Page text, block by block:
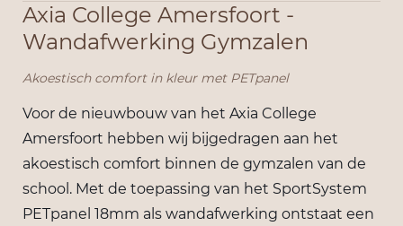
Axia College Amersfoort -
Wandafwerking Gymzalen
Akoestisch comfort in kleur met PETpanel
Voor de nieuwbouw van het Axia College
Amersfoort hebben wij bijgedragen aan het
akoestisch comfort binnen de gymzalen van de
school. Met de toepassing van het SportSystem
PETpanel 18mm als wandafwerking ontstaat een